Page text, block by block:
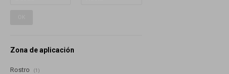
Zona de aplicación
Rostro (1)